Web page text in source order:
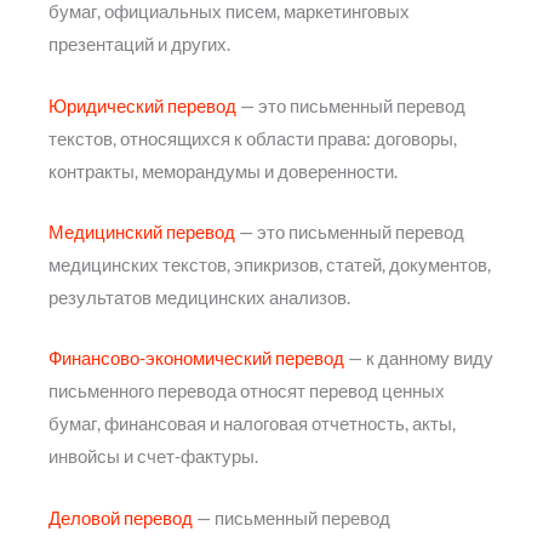
бумаг, официальных писем, маркетинговых
презентаций и других.
Юридический перевод — это письменный перевод
текстов, относящихся к области права: договоры,
контракты, меморандумы и доверенности.
Медицинский перевод — это письменный перевод
медицинских текстов, эпикризов, статей, документов,
результатов медицинских анализов.
Финансово-экономический перевод — к данному виду
письменного перевода относят перевод ценных
бумаг, финансовая и налоговая отчетность, акты,
инвойсы и счет-фактуры.
Деловой перевод — письменный перевод